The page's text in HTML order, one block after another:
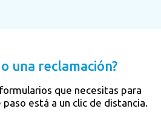
una reclamación?
que necesitas para
está a un clic de distancia.